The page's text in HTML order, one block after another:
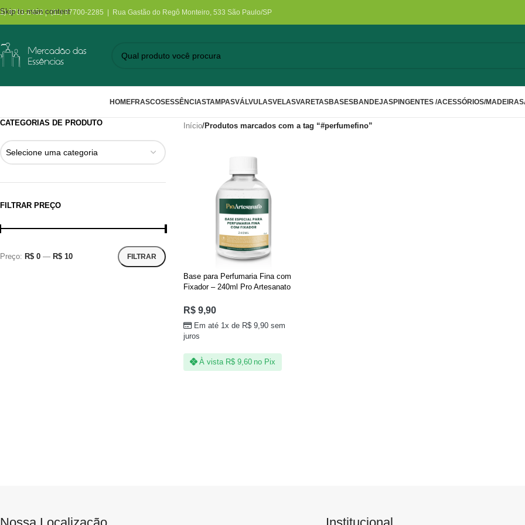
Skip to main content
3731-2452 | (11) 97700-2285 | Rua Gastão do Regô Monteiro, 533 São Paulo/SP
HOMEFRASCOSESSÊNCIASTAMPASVÁLVULASVELASVARETASBASESBANDEJASPINGENTES /ACESSÓRIOS/MADEIRA
CATEGORIAS DE PRODUTO
Selecione uma categoria
FILTRAR PREÇO
FILTRAR
Preço: R$ 0 — R$ 10
Início/Produtos marcados com a tag “#perfumefino”
Base para Perfumaria Fina com
Fixador – 240ml Pro Artesanato
R$9,90
Em até 1x de R$ 9,90 sem
juros
À vista R$9,60 no Pix